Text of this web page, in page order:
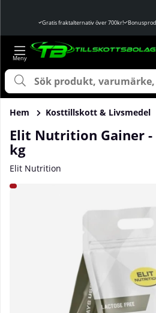
Gratis fraktalternativ över 700kr!
Hem Kosttillskott & Livsmedel
Elit Nutrition Gainer -
kg
Elit Nutrition
Produktbilder Elit Nutrition Gainer